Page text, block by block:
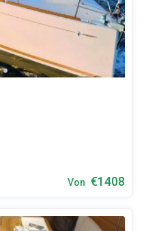
Von €1408